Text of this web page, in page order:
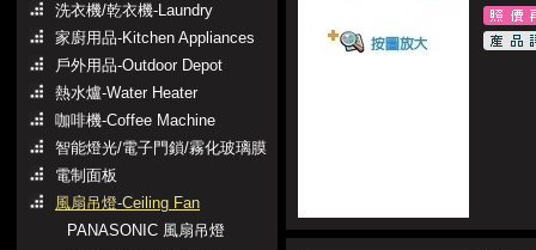
洗衣機/乾衣機-Laundry
家廚用品-Kitchen Appliances
戶外用品-Outdoor Depot
熱水爐-Water Heater
咖啡機-Coffee Machine
智能燈光/電子門鎖/霧化玻璃膜
電制面板
風扇吊燈-Ceiling Fan
PANASONIC 風扇吊燈